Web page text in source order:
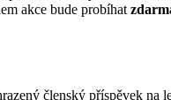
akce bude probíhat
členský příspěvek na